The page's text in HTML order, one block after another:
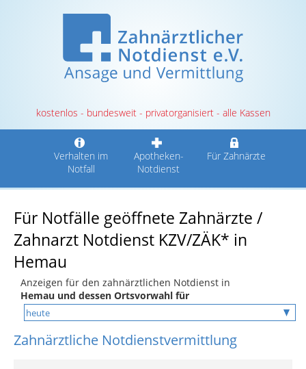
kostenlos - bundesweit - privatorganisiert - alle Kassen
Verhalten im
Notfall
Apotheken-
Notdienst
Für Zahnärzte
Für Notfälle geöffnete Zahnärzte /
Zahnarzt Notdienst KZV/ZÄK* in
Hemau
Anzeigen für den zahnärztlichen Notdienst in
Hemau und dessen Ortsvorwahl für
Zahnärztliche Notdienstvermittlung